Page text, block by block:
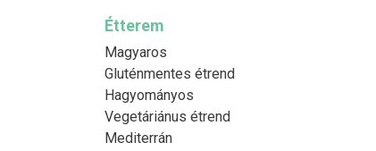
Étterem
Magyaros
Gluténmentes étrend
Hagyományos
Vegetáriánus étrend
Mediterrán